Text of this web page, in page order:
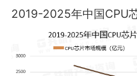
2019-2025年中国CPU